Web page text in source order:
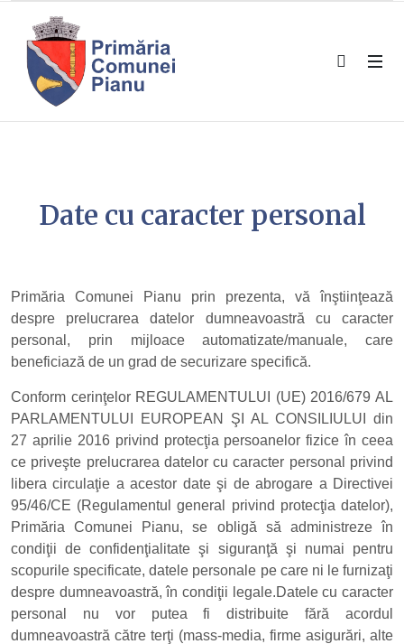
Date cu caracter personal
Primăria Comunei Pianu prin prezenta, vă înştiinţează
despre prelucrarea datelor dumneavoastră cu caracter
personal, prin mijloace automatizate/manuale, care
beneficiază de un grad de securizare specifică.
Conform cerinţelor REGULAMENTULUI (UE) 2016/679 AL
PARLAMENTULUI EUROPEAN ŞI AL CONSILIULUI din
27 aprilie 2016 privind protecţia persoanelor fizice în ceea
ce priveşte prelucrarea datelor cu caracter personal privind
libera circulaţie a acestor date şi de abrogare a Directivei
95/46/CE (Regulamentul general privind protecţia datelor),
Primăria Comunei Pianu, se obligă să administreze în
condiţii de confidenţialitate şi siguranţă şi numai pentru
scopurile specificate, datele personale pe care ni le furnizaţi
despre dumneavoastră, în condiţii legale.Datele cu caracter
personal nu vor putea fi distribuite fără acordul
dumneavoastră către terţi (mass-media, firme asigurări, alte